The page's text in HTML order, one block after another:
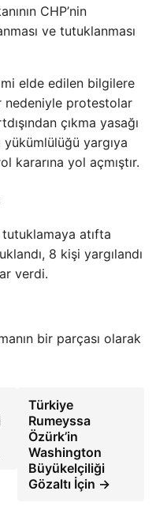
CHP’nin
ve tutuklanması
elde edilen bilgilere
protestolar
çıkma yasağı
yargıya
kararına yol açmıştır.
atıfta
8 kişi yargılandı
verdi.
bir parçası olarak
Türkiye
Rumeyssa
Özürk’in
Washington
Büyükelçiliği
Gözaltı İçin →